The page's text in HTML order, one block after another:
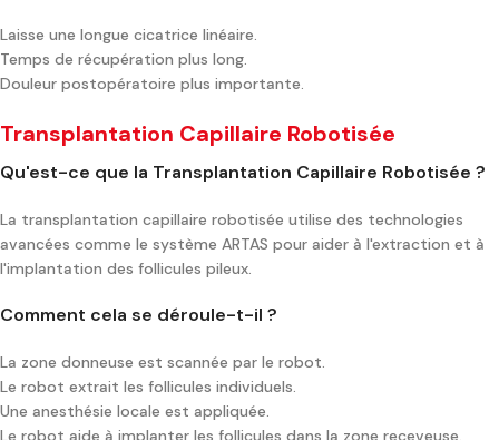
Laisse une longue cicatrice linéaire.
Temps de récupération plus long.
Douleur postopératoire plus importante.
Transplantation Capillaire Robotisée
Qu'est-ce que la Transplantation Capillaire Robotisée ?
La transplantation capillaire robotisée utilise des technologies
avancées comme le système ARTAS pour aider à l'extraction et à
l'implantation des follicules pileux.
Comment cela se déroule-t-il ?
La zone donneuse est scannée par le robot.
Le robot extrait les follicules individuels.
Une anesthésie locale est appliquée.
Le robot aide à implanter les follicules dans la zone receveuse.